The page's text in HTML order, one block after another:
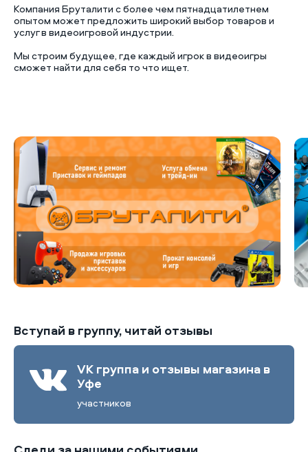
Компания Бруталити с более чем пятнадцатилетнем
опытом может предложить широкий выбор товаров и
услуг в видеоигровой индустрии.
Мы строим будущее, где каждый игрок в видеоигры
сможет найти для себя то что ищет.
Вступай в группу, читай отзывы
VK группа и отзывы магазина в
Уфе
участников